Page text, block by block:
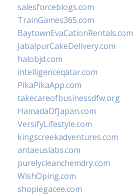
salesforceblogs.com
TrainGames365.com
BaytownEvaCationRentals.com
JabalpurCakeDelivery.com
halobjd.com
intelligenceqatar.com
PikaPikaApp.com
takecareofbusinessdfw.org
HamadaOfJapan.com
VersifyLifestyle.com
kingscreekadventures.com
antaeuslabs.com
purelycleanchemdry.com
WishOping.com
shoplegacee.com